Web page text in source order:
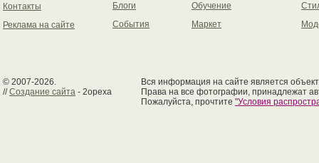
Контакты
Реклама на сайте
Блоги
События
Обучение
Маркет
© 2007-2026.
//Создание сайта - 2opexa
Вся информация на сайте является
Права на все фотографии, принадлежат
Пожалуйста, прочтите "Условия